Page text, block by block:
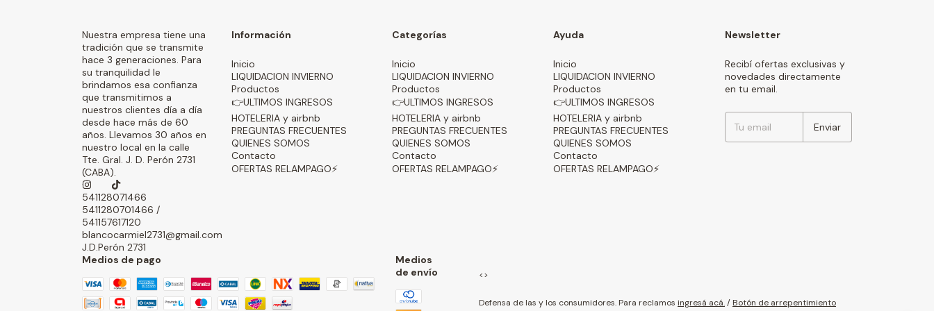
Nuestra empresa tiene una
tradición que se transmite
hace 3 generaciones. Para
su tranquilidad le
brindamos esa confianza
que transmitimos a
nuestros clientes día a día
desde hace más de 60
años. Llevamos 30 años en
nuestro local en la calle
Tte. Gral. J. D. Perón 2731
(CABA).
541128071466
5411280701466 /
541157617120
blancocarmiel2731@gmail.com
J.D.Perón 2731
Información
Inicio
LIQUIDACION INVIERNO
Productos
👉ULTIMOS INGRESOS
HOTELERIA y airbnb
PREGUNTAS FRECUENTES
QUIENES SOMOS
Contacto
OFERTAS RELAMPAGO⚡
Categorías
Inicio
LIQUIDACION INVIERNO
Productos
👉ULTIMOS INGRESOS
HOTELERIA y airbnb
PREGUNTAS FRECUENTES
QUIENES SOMOS
Contacto
OFERTAS RELAMPAGO⚡
Ayuda
Inicio
LIQUIDACION INVIERNO
Productos
👉ULTIMOS INGRESOS
HOTELERIA y airbnb
PREGUNTAS FRECUENTES
QUIENES SOMOS
Contacto
OFERTAS RELAMPAGO⚡
Newsletter
Recibí ofertas exclusivas y
novedades directamente
en tu email.
Medios de pago
Medios
de envío
<>
Defensa de las y los consumidores. Para reclamos ingresá acá./ Botón de arrepentimiento